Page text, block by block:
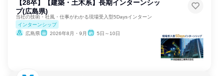
【28卒】【建築・土木系】長期インターンシッ
プ(広島県)
当社の技術・社風・仕事がわかる現場受入型5Daysインターン
インターンシップ
広島県
2026年8月・9月 5日～10日